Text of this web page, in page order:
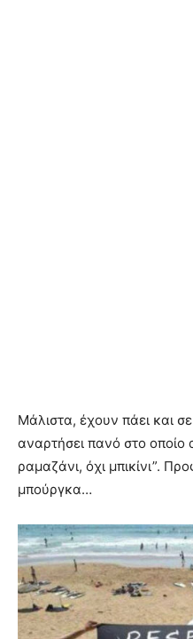
Μάλιστα, έχουν πάει και
αναρτήσει πανό στο
ραμαζάνι, όχι μπικίνι”.
μπούργκα…